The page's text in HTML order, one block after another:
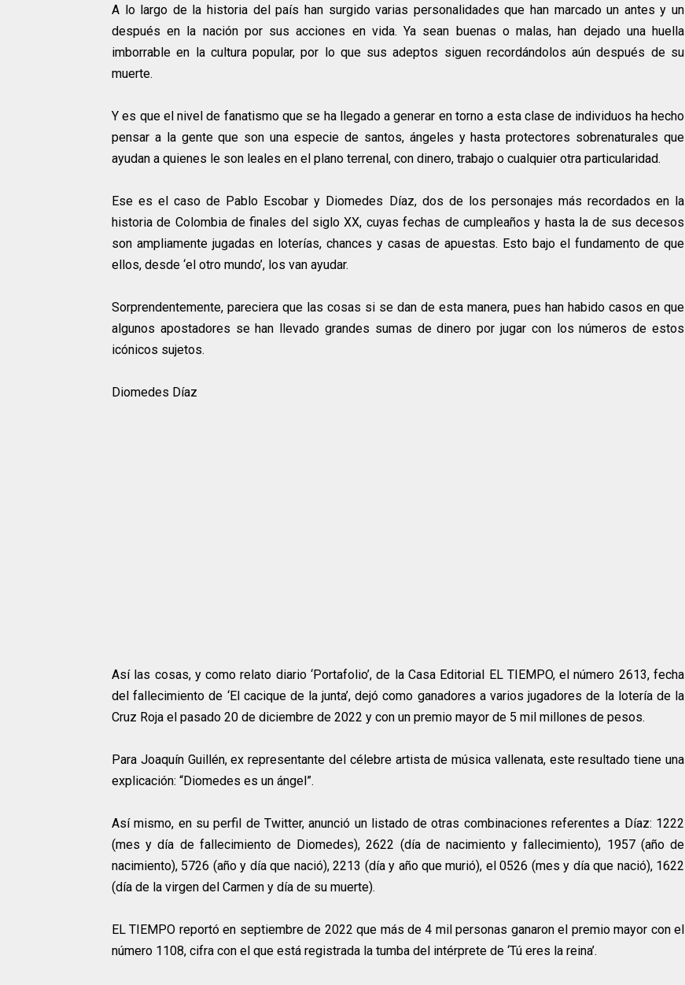
A lo largo de la historia del país han surgido varias personalidades que han marcado un antes y un
después en la nación por sus acciones en vida. Ya sean buenas o malas, han dejado una huella
imborrable en la cultura popular, por lo que sus adeptos siguen recordándolos aún después de su
muerte.
Y es que el nivel de fanatismo que se ha llegado a generar en torno a esta clase de individuos ha hecho
pensar a la gente que son una especie de santos, ángeles y hasta protectores sobrenaturales que
ayudan a quienes le son leales en el plano terrenal, con dinero, trabajo o cualquier otra particularidad.
Ese es el caso de Pablo Escobar y Diomedes Díaz, dos de los personajes más recordados en la
historia de Colombia de finales del siglo XX, cuyas fechas de cumpleaños y hasta la de sus decesos
son ampliamente jugadas en loterías, chances y casas de apuestas. Esto bajo el fundamento de que
ellos, desde ‘el otro mundo’, los van ayudar.
Sorprendentemente, pareciera que las cosas si se dan de esta manera, pues han habido casos en que
algunos apostadores se han llevado grandes sumas de dinero por jugar con los números de estos
icónicos sujetos.
Diomedes Díaz
Así las cosas, y como relato diario ‘Portafolio’, de la Casa Editorial EL TIEMPO, el número 2613, fecha
del fallecimiento de ‘El cacique de la junta’, dejó como ganadores a varios jugadores de la lotería de la
Cruz Roja el pasado 20 de diciembre de 2022 y con un premio mayor de 5 mil millones de pesos.
Para Joaquín Guillén, ex representante del célebre artista de música vallenata, este resultado tiene una
explicación: “Diomedes es un ángel”.
Así mismo, en su perfil de Twitter, anunció un listado de otras combinaciones referentes a Díaz: 1222
(mes y día de fallecimiento de Diomedes), 2622 (día de nacimiento y fallecimiento), 1957 (año de
nacimiento), 5726 (año y día que nació), 2213 (día y año que murió), el 0526 (mes y día que nació), 1622
(día de la virgen del Carmen y día de su muerte).
EL TIEMPO reportó en septiembre de 2022 que más de 4 mil personas ganaron el premio mayor con el
número 1108, cifra con el que está registrada la tumba del intérprete de ‘Tú eres la reina’.